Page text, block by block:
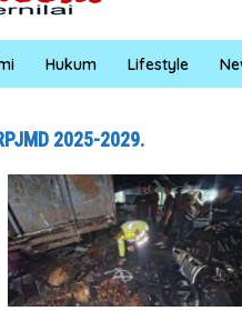
Hukum Lifestyle
2025-2029.